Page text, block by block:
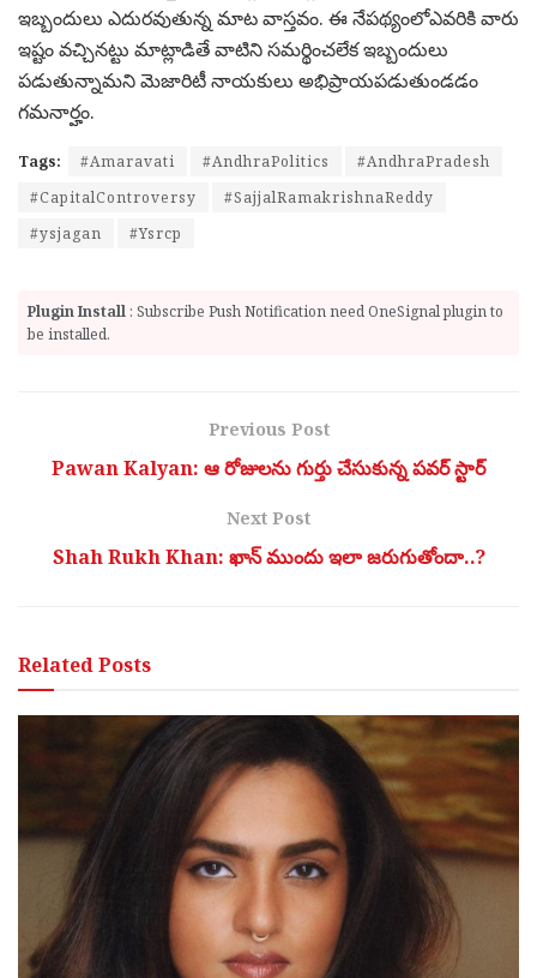
ఇబ్బందులు ఎదుర‌వుతున్న మాట వాస్త‌వం. ఈ నేప‌థ్యంలోఎవ‌రికి వారు
ఇష్టం వ‌చ్చిన‌ట్టు మాట్లాడితే వాటిని స‌మ‌ర్థించ‌లేక ఇబ్బందులు
ప‌డుతున్నామ‌ని మెజారిటీ నాయ‌కులు అభిప్రాయ‌ప‌డుతుండ‌డం
గ‌మ‌నార్హం.
Tags: #Amaravati #AndhraPolitics
#AndhraPradesh
#CapitalControversy
#SajjalRamakrishnaReddy
#ysjagan
#Ysrcp
Plugin Install : Subscribe Push Notification need OneSignal plugin to
be installed.
Previous Post
Pawan Kalyan: ఆ రోజుల‌ను గుర్తు చేసుకున్న పవర్ స్టార్
Next Post
Shah Rukh Khan: ఖాన్ ముందు ఇలా జరుగుతోందా..?
RelatedPosts